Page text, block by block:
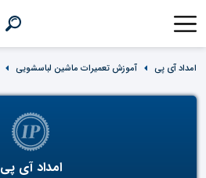
امداد آی پی آموزش تعمیرات ماشین لباسشویی
امداد آی پی